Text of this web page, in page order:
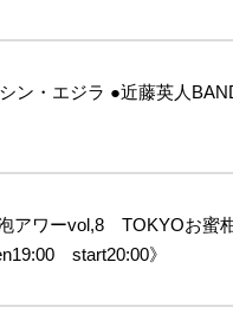
ン・エジラ ●近藤英人
アワーvol,8 TOKYOお蜜
start20:00》